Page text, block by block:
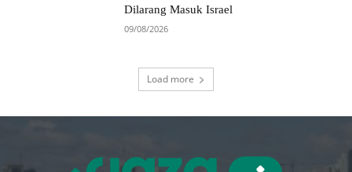
Dilarang Masuk Israel
09/08/2026
Load more